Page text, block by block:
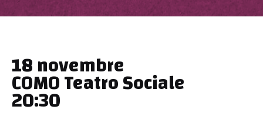
18 novembre
COMO Teatro Sociale
20:30